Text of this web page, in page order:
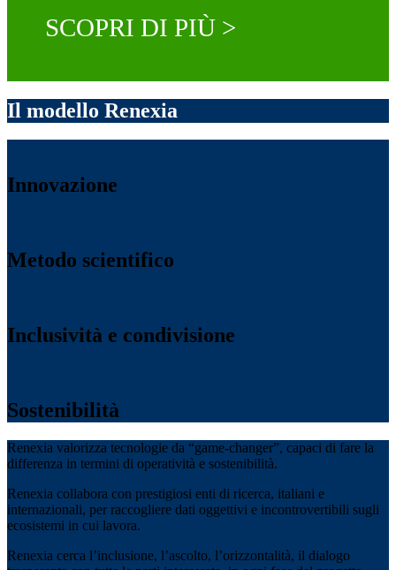
SCOPRI DI PIÙ >
Il modello Renexia
Innovazione
Metodo scientifico
Inclusività e condivisione
Sostenibilità
Renexia valorizza tecnologie da “game-changer”, capaci di fare la
differenza in termini di operatività e sostenibilità.
Renexia collabora con prestigiosi enti di ricerca, italiani e
internazionali, per raccogliere dati oggettivi e incontrovertibili sugli
ecosistemi in cui lavora.
Renexia cerca l’inclusione, l’ascolto, l’orizzontalità, il dialogo